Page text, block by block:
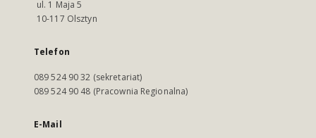
ul. 1 Maja 5
10-117 Olsztyn
Telefon
089 524 90 32 (sekretariat)
089 524 90 48 (Pracownia Regionalna)
E-Mail